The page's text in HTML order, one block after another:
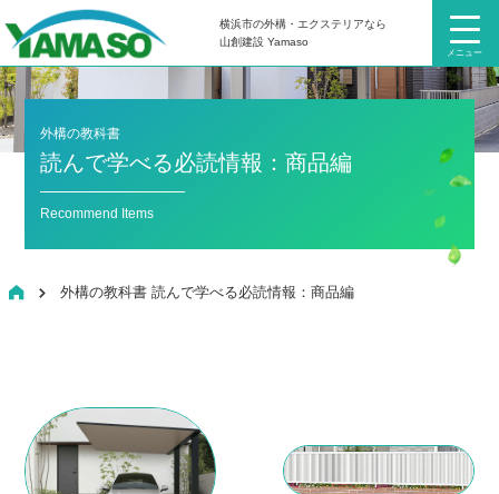
メニュー
横浜市の外構・エクステリアなら
山創建設 Yamaso
外構の教科書
読んで学べる必読情報：商品編
Recommend Items
HOME外構の教科書 読んで学べる必読情報：商品編